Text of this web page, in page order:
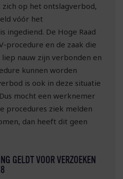
op het ontslagverbod,
vóór het
ingediend. De Hoge Raad
procedure en de zaak die
nauw zijn verbonden en
kunnen worden
is ook in deze situatie
mocht een werknemer
procedures ziek melden
dan heeft dit geen
GELDT VOOR VERZOEKEN